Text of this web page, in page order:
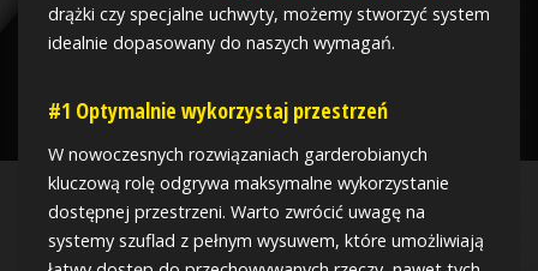
drążki czy specjalne uchwyty, możemy stworzyć system
idealnie dopasowany do naszych wymagań.
#1 Optymalnie wykorzystaj przestrzeń
W nowoczesnych rozwiązaniach garderobianych
kluczową rolę odgrywa maksymalne wykorzystanie
dostępnej przestrzeni. Warto zwrócić uwagę na
systemy szuflad z pełnym wysuwem, które umożliwiają